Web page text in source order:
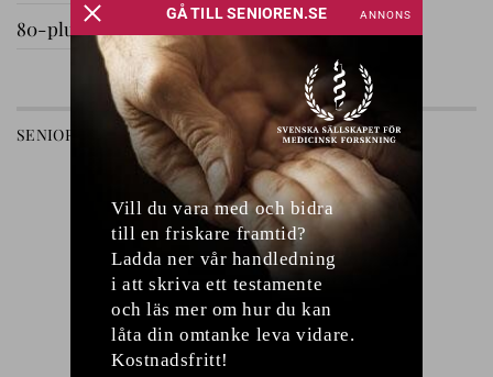
80-plussare på utflykt
GÅ TILL AVDELNING
SENIOREN RELATIONER